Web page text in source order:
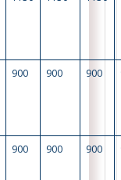
900 900 900
900 900 900